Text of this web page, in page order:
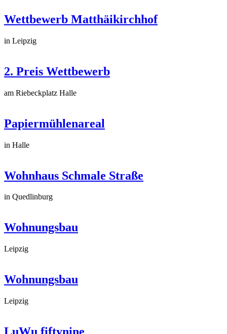
Wettbewerb Matthäikirchhof
in Leipzig
2. Preis Wettbewerb
am Riebeckplatz Halle
Papiermühlenareal
in Halle
Wohnhaus Schmale Straße
in Quedlinburg
Wohnungsbau
Leipzig
Wohnungsbau
Leipzig